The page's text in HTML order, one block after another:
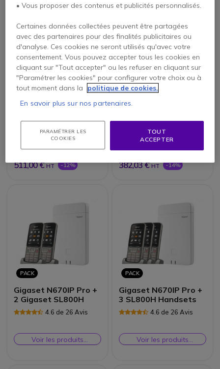
PACK
Gigaset N670IP Pro +
3 Gigaset R700H
4.5 de 16 Avis
511,00 € HT -12%
PACK
2 combinés R700H
4.5 de 16 Avis
382,03 € HT -14%
PACK
Gigaset N670IP Pro +
2 Gigaset SL800H
4.6 de 26 Avis
Voir les produits
similaires
PACK
Gigaset N670IP Pro +
3 SL800H Handsets
4.6 de 26 Avis
Voir les produits
similaires
• Vous proposer des contenus et publicités personnalisés.
Certaines données collectées peuvent être partagées
avec des partenaires pour des finalités publicitaires ou
d'analyse. Ces cookies ne seront utilisés qu'avec votre
consentement. Vous pouvez accepter tous les cookies en
cliquant sur "Tout accepter" ou les refuser en cliquant sur
"Paramétrer les cookies" pour configurer votre choix ou à
tout moment dans la
politique de cookies.
En savoir plus sur nos partenaires.
PARAMÉTRER LES
COOKIES
TOUT
ACCEPTER